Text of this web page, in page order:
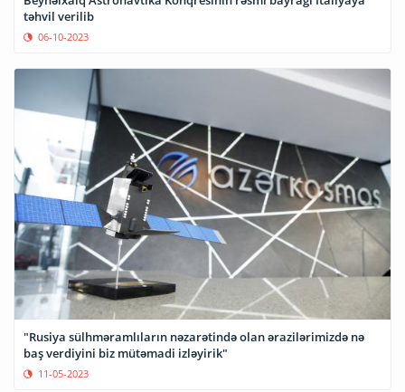
təhvil verilib
06-10-2023
"Rusiya sülhməramlıların nəzarətində olan ərazilərimizdə nə
baş verdiyini biz mütəmadi izləyirik"
11-05-2023